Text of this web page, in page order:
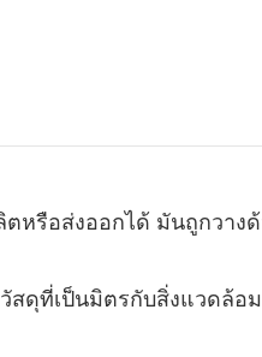
หรือส่งออกได้ มันถูกวาง
สดุที่เป็นมิตรกับสิ่งแวดล้